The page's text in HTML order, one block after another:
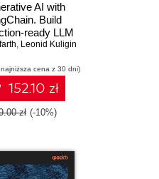
AI with
Build
ready LLM
and
LangChain, and
- Second
Edition
, Leonid Kuligin
najniższa cena z 30 dni)
152.10 zł
zł (-10%)